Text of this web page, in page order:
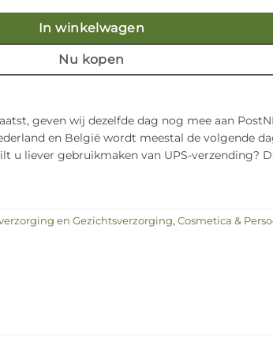
In winkelwagen
Nu kopen
geven wij dezelfde dag nog mee aan
en België wordt meestal de volgende
u liever gebruikmaken van UPS-verzending?
en Gezichtsverzorging, Cosmetica &